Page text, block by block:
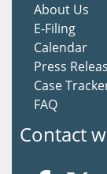
About Us
E-Filing
Calendar
Press
Case
FAQ
Contact